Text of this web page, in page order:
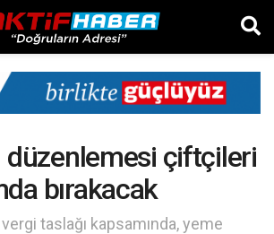
düzenlemesi çiftçileri
bırakacak
taslağı kapsamında, yeme